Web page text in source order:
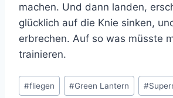
machen. Und dann landen,
glücklich auf die Knie sinken,
erbrechen. Auf so was müsste
trainieren.
Schlagworte:
#fliegen #Green Lantern #